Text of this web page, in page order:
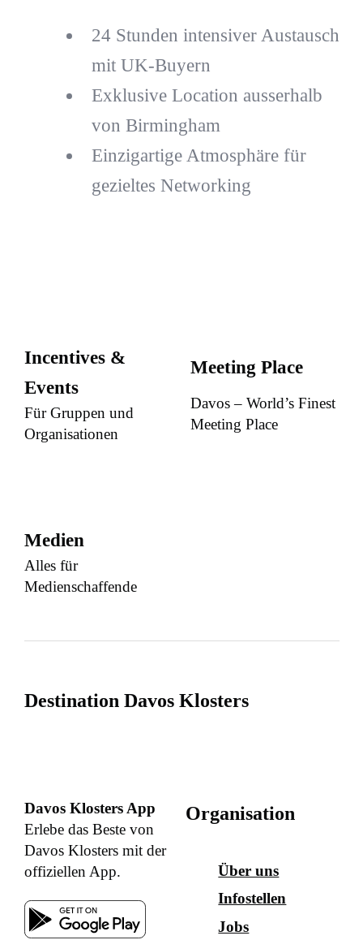
24 Stunden intensiver Austausch
mit UK-Buyern
Exklusive Location ausserhalb
von Birmingham
Einzigartige Atmosphäre für
gezieltes Networking
Incentives &
Events
Für Gruppen und
Organisationen
Meeting Place
Davos – World’s Finest
Meeting Place
Medien
Alles für
Medienschaffende
Destination Davos Klosters
Davos Klosters App
Erlebe das Beste von
Davos Klosters mit der
offiziellen App.
Organisation
Über uns
Infostellen
Jobs